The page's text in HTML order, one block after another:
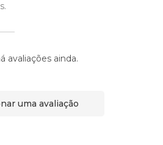
avaliações ainda.
uma avaliação